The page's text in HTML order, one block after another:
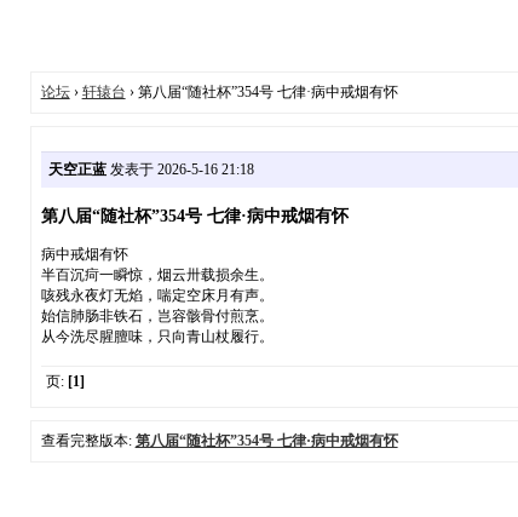
论坛› 轩辕台 › 第八届“随社杯”354号 七律·病中戒烟有怀
天空正蓝发表于 2026-5-16 21:18
第八届“随社杯”354号 七律·病中戒烟有怀
病中戒烟有怀
半百沉疴一瞬惊，烟云卅载损余生。
咳残永夜灯无焰，喘定空床月有声。
始信肺肠非铁石，岂容骸骨付煎烹。
从今洗尽腥膻味，只向青山杖履行。
页: [1]
查看完整版本: 第八届“随社杯”354号 七律·病中戒烟有怀